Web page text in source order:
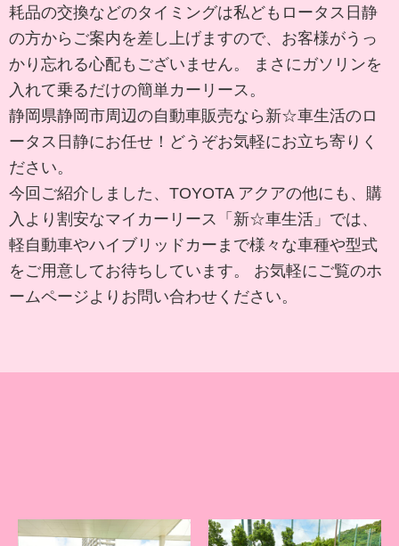
耗品の交換などのタイミングは私どもロータス日静
の方からご案内を差し上げますので、お客様がうっ
かり忘れる心配もございません。 まさにガソリンを
入れて乗るだけの簡単カーリース。
静岡県静岡市周辺の自動車販売なら新☆車生活のロ
ータス日静にお任せ！どうぞお気軽にお立ち寄りく
ださい。
今回ご紹介しました、TOYOTA アクアの他にも、購
入より割安なマイカーリース「新☆車生活」では、
軽自動車やハイブリッドカーまで様々な車種や型式
をご用意してお待ちしています。 お気軽にご覧のホ
ームページよりお問い合わせください。